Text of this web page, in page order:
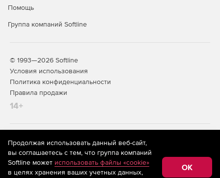
Помощь
Группа компаний Softline
© 1993—2026 Softline
Условия использования
Политика конфиденциальности
Правила продажи
14+
На информационном ресурсе store.softline.ru применяются
рекомендательные технологии
(информационные технологии
предоставления информации на основе сбора,
систематизации и анализа сведений, относящихся к
предпочтениям пользователей сети «Интернет»,
Продолжая использовать данный веб-сайт,
вы соглашаетесь с тем, что группа компаний
Softline может использовать файлы «cookie»
в целях хранения ваших учетных данных,
OK